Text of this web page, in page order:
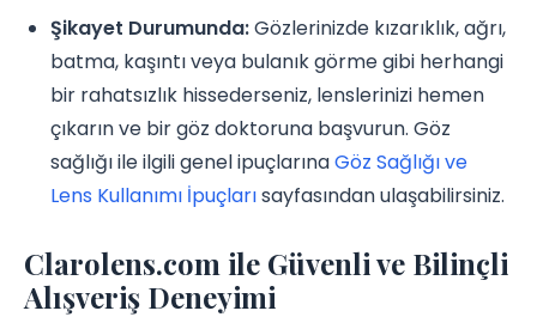
Şikayet Durumunda:Gözlerinizde kızarıklık, ağrı,
batma, kaşıntı veya bulanık görme gibi herhangi
bir rahatsızlık hissederseniz, lenslerinizi hemen
çıkarın ve bir göz doktoruna başvurun. Göz
sağlığı ile ilgili genel ipuçlarınaGöz Sağlığı ve
Lens Kullanımı İpuçlarısayfasından ulaşabilirsiniz.
Clarolens.com ile Güvenli ve Bilinçli
Alışveriş Deneyimi